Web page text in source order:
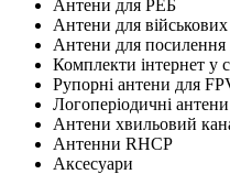
Антени для РЕБ
Антени для військових
Антени для посилення
Комплекти інтернет у
Рупорні антени для
Логоперіодичні антени
Антени хвильовий
Антенни RHCP
Аксесуари